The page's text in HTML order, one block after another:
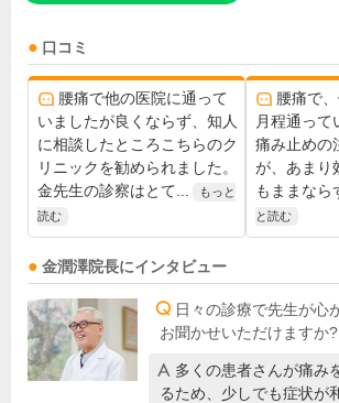
口コミ
腰痛で他の医院に通って
いましたが良くならず、知人
に相談したところこちらのク
リニックを勧められました。
金先生の診察はとて...
もっと
読む
腰痛で
月程通って
痛み止めの
が、あまり
もままなら
と読む
金潤澤院長にインタビュー
日々の診療で先生が心
お聞かせいただけますか?
多くの患者さんが痛み
るため、少しでも症状が